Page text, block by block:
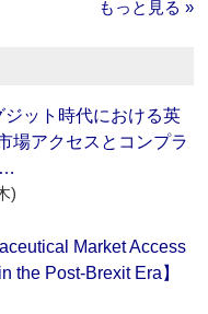
もっと見る »
ジット時代における英
場アクセスとコンプラ
…
)
Market Access
the Post-Brexit Era】